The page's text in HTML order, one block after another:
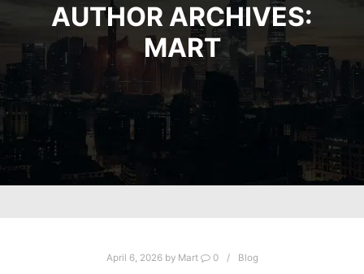
AUTHOR ARCHIVES:
MART
April 6, 2026by Mart 0 Blog